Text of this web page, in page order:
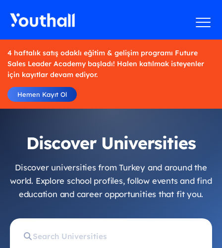
4 haftalık satış odaklı eğitim & gelişim programı Future
Sales Leader Academy başladı! Halen katılmak isteyenler
için kayıtlar devam ediyor.
Hemen Kayıt Ol
Discover Universities
Discover universities from Turkey and around the
world. Explore school profiles, follow events and find
education and career opportunities that fit you.